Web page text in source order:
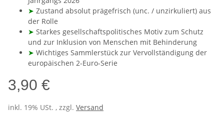
➤ Zustand absolut prägefrisch (unc. / unzirkuliert) aus
der Rolle
➤ Starkes gesellschaftspolitisches Motiv zum Schutz
und zur Inklusion von Menschen mit Behinderung
➤ Wichtiges Sammlerstück zur Vervollständigung der
europäischen 2-Euro-Serie
3,90 €
inkl. 19% USt. , zzgl. Versand